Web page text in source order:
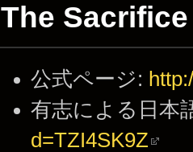
The
公式ページ:
有志による日本
d=TZI4SK9Z